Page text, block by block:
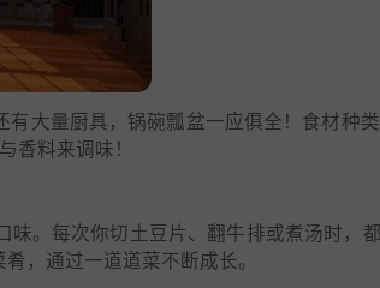
大量厨具，锅碗瓢盆一应俱全！食材种
香料来调味！
。每次你切土豆片、翻牛排或煮汤时，
，通过一道道菜不断成长。